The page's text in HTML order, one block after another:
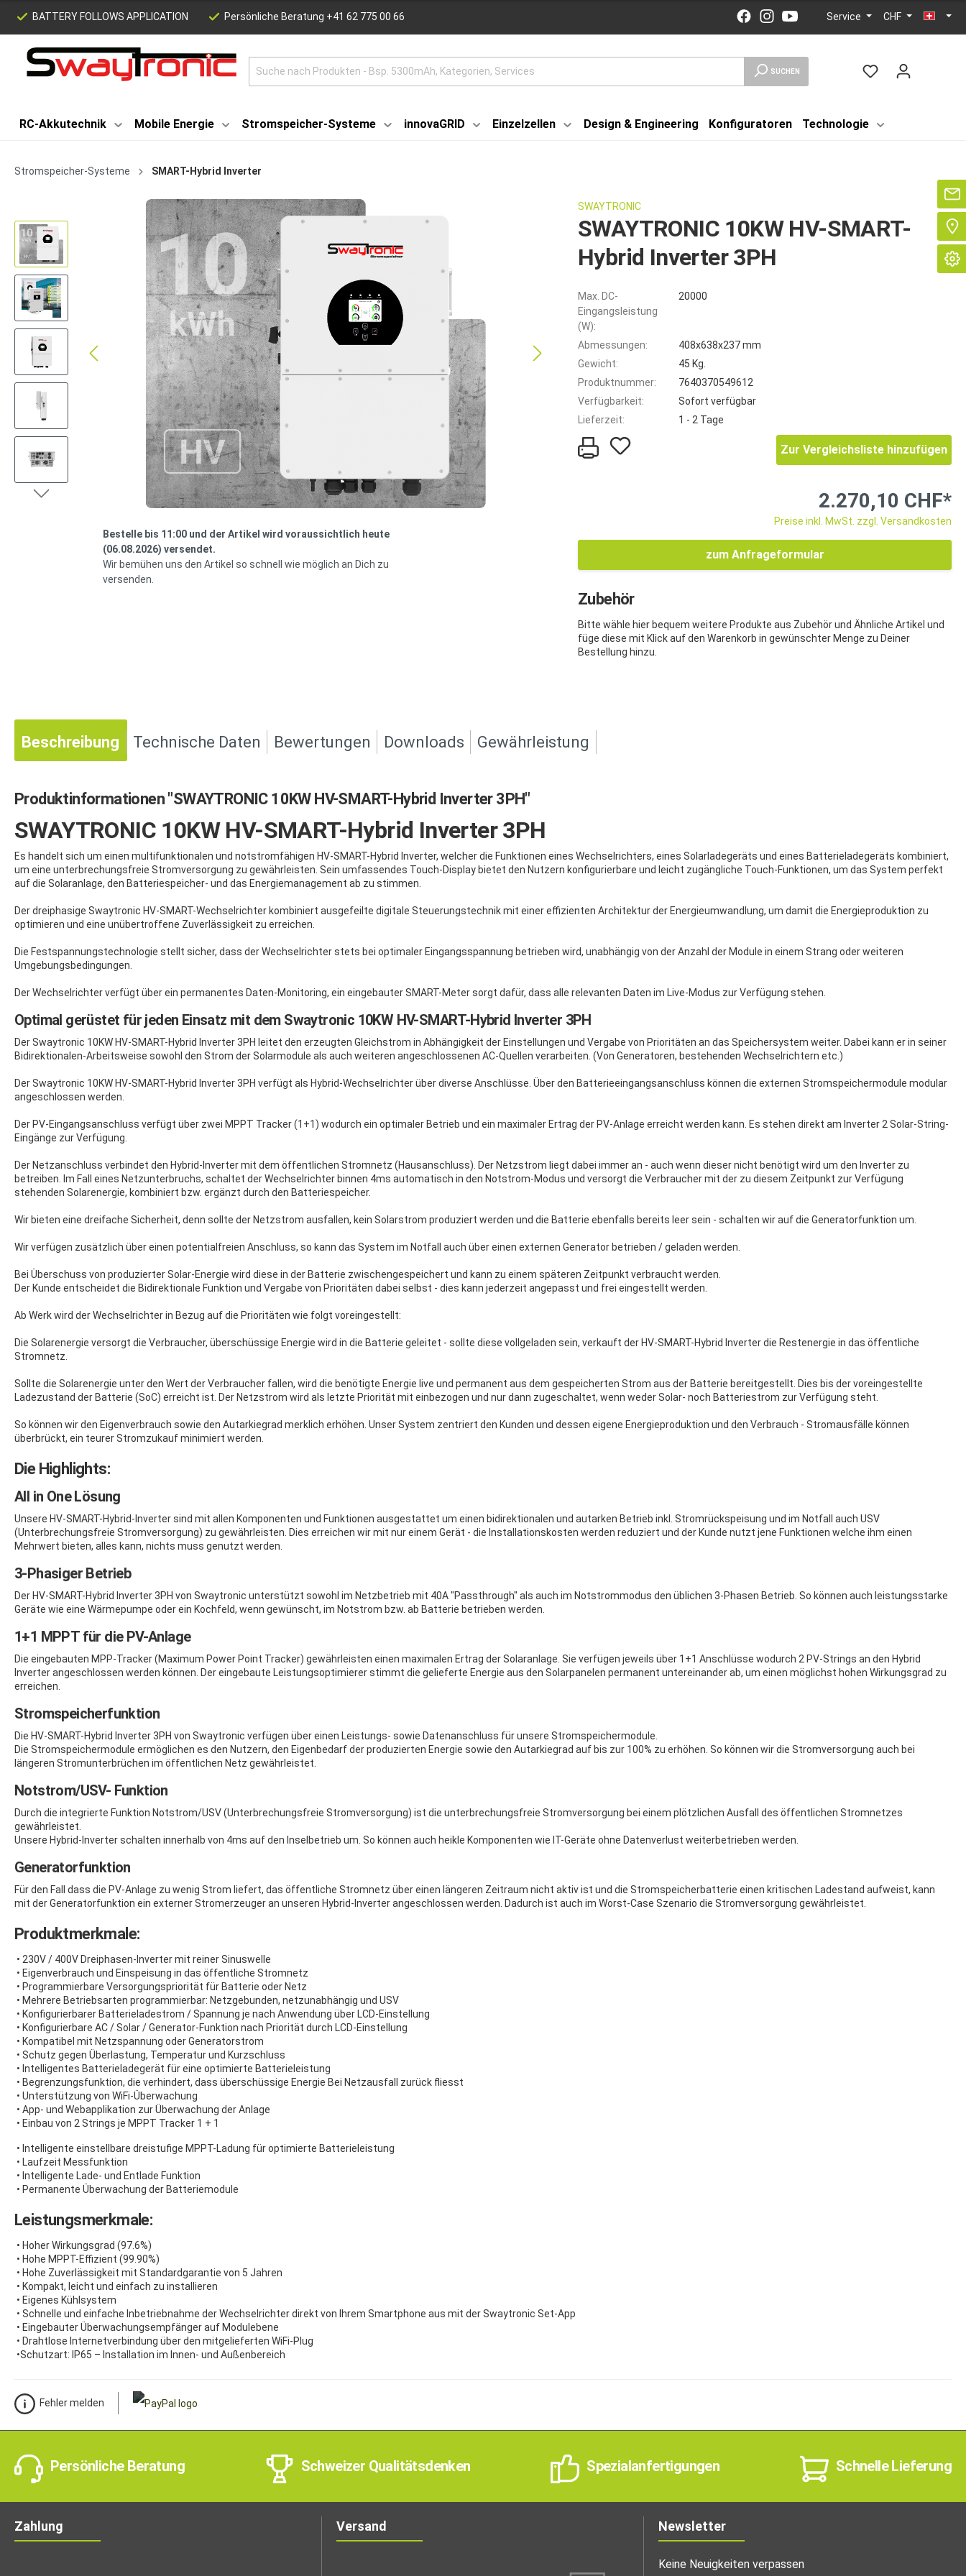
BATTERY FOLLOWS APPLICATION Persönliche Beratung +41 62 775 00 66 Service CHF
SUCHEN
RC-Akkutechnik Mobile Energie Stromspeicher-Systeme innovaGRID Einzelzellen Design & Engineering Konfiguratoren Technologie
Stromspeicher-Systeme SMART-Hybrid Inverter
Bestelle bis 11:00 und der Artikel wird voraussichtlich heute
(06.08.2026) versendet.
Wir bemühen uns den Artikel so schnell wie möglich an Dich zu
versenden.
SWAYTRONIC
SWAYTRONIC 10KW HV-SMART-
Hybrid Inverter 3PH
Max. DC-
Eingangsleistung
(W):
20000
Abmessungen:
408x638x237 mm
Gewicht:
45 Kg.
Produktnummer:
7640370549612
Verfügbarkeit:
Sofort verfügbar
Lieferzeit:
1 - 2 Tage
Zur Vergleichsliste hinzufügen
2.270,10 CHF*
Preise inkl. MwSt. zzgl. Versandkosten
zum Anfrageformular
Zubehör
Bitte wähle hier bequem weitere Produkte aus Zubehör und Ähnliche Artikel und
füge diese mit Klick auf den Warenkorb in gewünschter Menge zu Deiner
Bestellung hinzu.
Beschreibung Technische Daten Bewertungen Downloads Gewährleistung
Produktinformationen "SWAYTRONIC 10KW HV-SMART-Hybrid Inverter 3PH"
SWAYTRONIC 10KW HV-SMART-Hybrid Inverter 3PH
Es handelt sich um einen multifunktionalen und notstromfähigen HV-SMART-Hybrid Inverter, welcher die Funktionen eines Wechselrichters, eines Solarladegeräts und eines Batterieladegeräts kombiniert,
um eine unterbrechungsfreie Stromversorgung zu gewährleisten. Sein umfassendes Touch-Display bietet den Nutzern konfigurierbare und leicht zugängliche Touch-Funktionen, um das System perfekt
auf die Solaranlage, den Batteriespeicher- und das Energiemanagement ab zu stimmen.
Der dreiphasige Swaytronic HV-SMART-Wechselrichter kombiniert ausgefeilte digitale Steuerungstechnik mit einer effizienten Architektur der Energieumwandlung, um damit die Energieproduktion zu
optimieren und eine unübertroffene Zuverlässigkeit zu erreichen.
Die Festspannungstechnologie stellt sicher, dass der Wechselrichter stets bei optimaler Eingangsspannung betrieben wird, unabhängig von der Anzahl der Module in einem Strang oder weiteren
Umgebungsbedingungen.
Der Wechselrichter verfügt über ein permanentes Daten-Monitoring, ein eingebauter SMART-Meter sorgt dafür, dass alle relevanten Daten im Live-Modus zur Verfügung stehen.
Optimal gerüstet für jeden Einsatz mit dem Swaytronic 10KW HV-SMART-Hybrid Inverter 3PH
Der Swaytronic 10KW HV-SMART-Hybrid Inverter 3PH leitet den erzeugten Gleichstrom in Abhängigkeit der Einstellungen und Vergabe von Prioritäten an das Speichersystem weiter. Dabei kann er in seiner
Bidirektionalen-Arbeitsweise sowohl den Strom der Solarmodule als auch weiteren angeschlossenen AC-Quellen verarbeiten. (Von Generatoren, bestehenden Wechselrichtern etc.)
Der Swaytronic 10KW HV-SMART-Hybrid Inverter 3PH verfügt als Hybrid-Wechselrichter über diverse Anschlüsse. Über den Batterieeingangsanschluss können die externen Stromspeichermodule modular
angeschlossen werden.
Der PV-Eingangsanschluss verfügt über zwei MPPT Tracker (1+1) wodurch ein optimaler Betrieb und ein maximaler Ertrag der PV-Anlage erreicht werden kann. Es stehen direkt am Inverter 2 Solar-String-
Eingänge zur Verfügung.
Der Netzanschluss verbindet den Hybrid-Inverter mit dem öffentlichen Stromnetz (Hausanschluss). Der Netzstrom liegt dabei immer an - auch wenn dieser nicht benötigt wird um den Inverter zu
betreiben. Im Fall eines Netzunterbruchs, schaltet der Wechselrichter binnen 4ms automatisch in den Notstrom-Modus und versorgt die Verbraucher mit der zu diesem Zeitpunkt zur Verfügung
stehenden Solarenergie, kombiniert bzw. ergänzt durch den Batteriespeicher.
Wir bieten eine dreifache Sicherheit, denn sollte der Netzstrom ausfallen, kein Solarstrom produziert werden und die Batterie ebenfalls bereits leer sein - schalten wir auf die Generatorfunktion um.
Wir verfügen zusätzlich über einen potentialfreien Anschluss, so kann das System im Notfall auch über einen externen Generator betrieben / geladen werden.
Bei Überschuss von produzierter Solar-Energie wird diese in der Batterie zwischengespeichert und kann zu einem späteren Zeitpunkt verbraucht werden.
Der Kunde entscheidet die Bidirektionale Funktion und Vergabe von Prioritäten dabei selbst - dies kann jederzeit angepasst und frei eingestellt werden.
Ab Werk wird der Wechselrichter in Bezug auf die Prioritäten wie folgt voreingestellt:
Die Solarenergie versorgt die Verbraucher, überschüssige Energie wird in die Batterie geleitet - sollte diese vollgeladen sein, verkauft der HV-SMART-Hybrid Inverter die Restenergie in das öffentliche
Stromnetz.
Sollte die Solarenergie unter den Wert der Verbraucher fallen, wird die benötigte Energie live und permanent aus dem gespeicherten Strom aus der Batterie bereitgestellt. Dies bis der voreingestellte
Ladezustand der Batterie (SoC) erreicht ist. Der Netzstrom wird als letzte Priorität mit einbezogen und nur dann zugeschaltet, wenn weder Solar- noch Batteriestrom zur Verfügung steht.
So können wir den Eigenverbrauch sowie den Autarkiegrad merklich erhöhen. Unser System zentriert den Kunden und dessen eigene Energieproduktion und den Verbrauch - Stromausfälle können
überbrückt, ein teurer Stromzukauf minimiert werden.
Die Highlights:
All in One Lösung
Unsere HV-SMART-Hybrid-Inverter sind mit allen Komponenten und Funktionen ausgestattet um einen bidirektionalen und autarken Betrieb inkl. Stromrückspeisung und im Notfall auch USV
(Unterbrechungsfreie Stromversorgung) zu gewährleisten. Dies erreichen wir mit nur einem Gerät - die Installationskosten werden reduziert und der Kunde nutzt jene Funktionen welche ihm einen
Mehrwert bieten, alles kann, nichts muss genutzt werden.
3-Phasiger Betrieb
Der HV-SMART-Hybrid Inverter 3PH von Swaytronic unterstützt sowohl im Netzbetrieb mit 40A "Passthrough" als auch im Notstrommodus den üblichen 3-Phasen Betrieb. So können auch leistungsstarke
Geräte wie eine Wärmepumpe oder ein Kochfeld, wenn gewünscht, im Notstrom bzw. ab Batterie betrieben werden.
1+1 MPPT für die PV-Anlage
Die eingebauten MPP-Tracker (Maximum Power Point Tracker) gewährleisten einen maximalen Ertrag der Solaranlage. Sie verfügen jeweils über 1+1 Anschlüsse wodurch 2 PV-Strings an den Hybrid
Inverter angeschlossen werden können. Der eingebaute Leistungsoptimierer stimmt die gelieferte Energie aus den Solarpanelen permanent untereinander ab, um einen möglichst hohen Wirkungsgrad zu
erreichen.
Stromspeicherfunktion
Die HV-SMART-Hybrid Inverter 3PH von Swaytronic verfügen über einen Leistungs- sowie Datenanschluss für unsere Stromspeichermodule.
Die Stromspeichermodule ermöglichen es den Nutzern, den Eigenbedarf der produzierten Energie sowie den Autarkiegrad auf bis zur 100% zu erhöhen. So können wir die Stromversorgung auch bei
längeren Stromunterbrüchen im öffentlichen Netz gewährleistet.
Notstrom/USV- Funktion
Durch die integrierte Funktion Notstrom/USV (Unterbrechungsfreie Stromversorgung) ist die unterbrechungsfreie Stromversorgung bei einem plötzlichen Ausfall des öffentlichen Stromnetzes
gewährleistet.
Unsere Hybrid-Inverter schalten innerhalb von 4ms auf den Inselbetrieb um. So können auch heikle Komponenten wie IT-Geräte ohne Datenverlust weiterbetrieben werden.
Generatorfunktion
Für den Fall dass die PV-Anlage zu wenig Strom liefert, das öffentliche Stromnetz über einen längeren Zeitraum nicht aktiv ist und die Stromspeicherbatterie einen kritischen Ladestand aufweist, kann
mit der Generatorfunktion ein externer Stromerzeuger an unseren Hybrid-Inverter angeschlossen werden. Dadurch ist auch im Worst-Case Szenario die Stromversorgung gewährleistet.
Produktmerkmale:
• 230V / 400V Dreiphasen-Inverter mit reiner Sinuswelle
• Eigenverbrauch und Einspeisung in das öffentliche Stromnetz
• Programmierbare Versorgungspriorität für Batterie oder Netz
• Mehrere Betriebsarten programmierbar: Netzgebunden, netzunabhängig und USV
• Konfigurierbarer Batterieladestrom / Spannung je nach Anwendung über LCD-Einstellung
• Konfigurierbare AC / Solar / Generator-Funktion nach Priorität durch LCD-Einstellung
• Kompatibel mit Netzspannung oder Generatorstrom
• Schutz gegen Überlastung, Temperatur und Kurzschluss
• Intelligentes Batterieladegerät für eine optimierte Batterieleistung
• Begrenzungsfunktion, die verhindert, dass überschüssige Energie Bei Netzausfall zurück fliesst
• Unterstützung von WiFi-Überwachung
• App- und Webapplikation zur Überwachung der Anlage
• Einbau von 2 Strings je MPPT Tracker 1 + 1
• Intelligente einstellbare dreistufige MPPT-Ladung für optimierte Batterieleistung
• Laufzeit Messfunktion
• Intelligente Lade- und Entlade Funktion
• Permanente Überwachung der Batteriemodule
Leistungsmerkmale:
• Hoher Wirkungsgrad (97.6%)
• Hohe MPPT-Effizient (99.90%)
• Hohe Zuverlässigkeit mit Standardgarantie von 5 Jahren
• Kompakt, leicht und einfach zu installieren
• Eigenes Kühlsystem
• Schnelle und einfache Inbetriebnahme der Wechselrichter direkt von Ihrem Smartphone aus mit der Swaytronic Set-App
• Eingebauter Überwachungsempfänger auf Modulebene
• Drahtlose Internetverbindung über den mitgelieferten WiFi-Plug
•Schutzart: IP65 – Installation im Innen- und Außenbereich
Fehler melden
Persönliche Beratung Schweizer Qualitätsdenken Spezialanfertigungen Schnelle Lieferung
Zahlung Versand Newsletter
Keine Neuigkeiten verpassen